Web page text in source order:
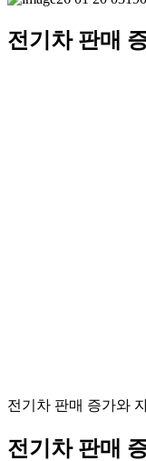
전기차 판매
전기차 판매 증가와
전기차 판매